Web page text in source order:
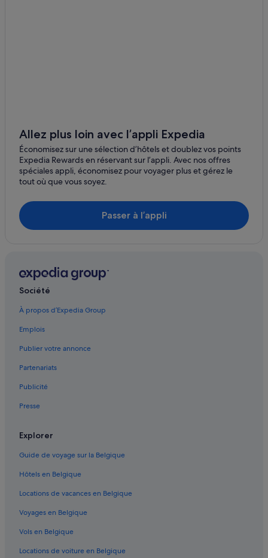
Allez plus loin avec l’appli Expedia
Économisez sur une sélection d’hôtels et doublez vos points
Expedia Rewards en réservant sur l’appli. Avec nos offres
spéciales appli, économisez pour voyager plus et gérez le
tout où que vous soyez.
Passer à l’appli
Société
À propos d’Expedia Group
Emplois
Publier votre annonce
Partenariats
Publicité
Presse
Explorer
Guide de voyage sur la Belgique
Hôtels en Belgique
Locations de vacances en Belgique
Voyages en Belgique
Vols en Belgique
Locations de voiture en Belgique